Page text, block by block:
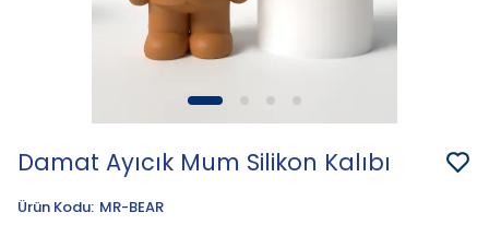
Damat Ayıcık Mum Silikon Kalıbı
Ürün Kodu: MR-BEAR